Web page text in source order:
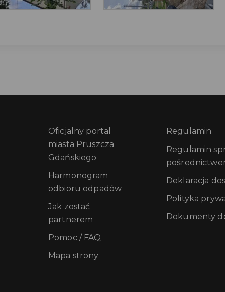
Oficjalny portal
miasta Pruszcza
Gdańskiego
Harmonogram
odbioru odpadów
Jak zostać
partnerem
Pomoc / FAQ
Mapa strony
Regulamin
Regulamin
Deklaracja
Polityka
Dokumenty